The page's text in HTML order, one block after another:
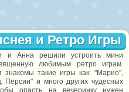
и Ретро Игры
и Анна решили устроить мини
любимым ретро играм.
знакомы такие игры как: "Марио",
Персии" и много других чудесных
опасть на вечеринку нужен